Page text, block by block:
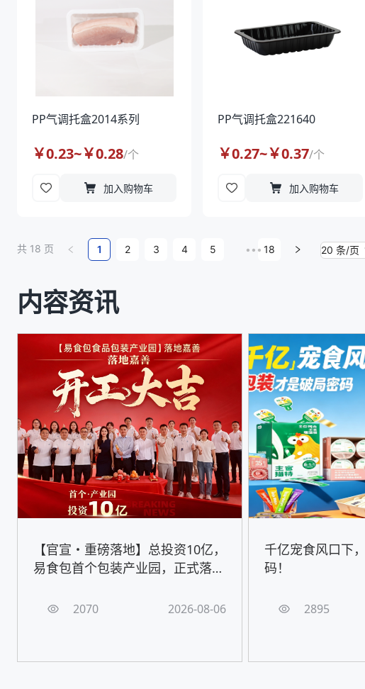
PP气调托盒2014系列
￥0.23~￥0.28/个
加入购物车
PP气调托盒221640
￥0.27~￥0.37/个
加入购物车
共 18 页 1 2 3 4 5 ••• 18 20 条/页
内容资讯
【官宣・重磅落地】总投资10亿，
易食包首个包装产业园，正式落地
2070 2026-08-06
千亿宠食风口下
码！
2895